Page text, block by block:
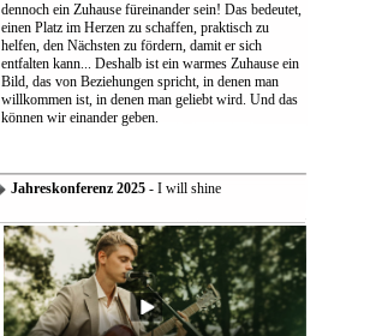
dennoch ein Zuhause füreinander sein! Das bedeutet,
einen Platz im Herzen zu schaffen, praktisch zu
helfen, den Nächsten zu fördern, damit er sich
entfalten kann... Deshalb ist ein warmes Zuhause ein
Bild, das von Beziehungen spricht, in denen man
willkommen ist, in denen man geliebt wird. Und das
können wir einander geben.
Jahreskonferenz 2025- I will shine